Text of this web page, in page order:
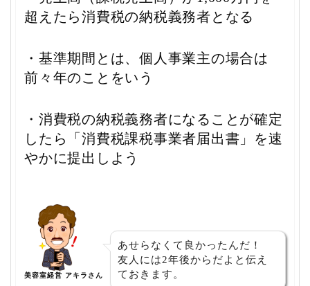
超えたら消費税の納税義務者となる
・基準期間とは、個人事業主の場合は
前々年のことをいう
・消費税の納税義務者になることが確定
したら「消費税課税事業者届出書」を速
やかに提出しよう
美容室経営 アキラさん
あせらなくて良かったんだ！
友人には2年後からだよと伝え
ておきます。